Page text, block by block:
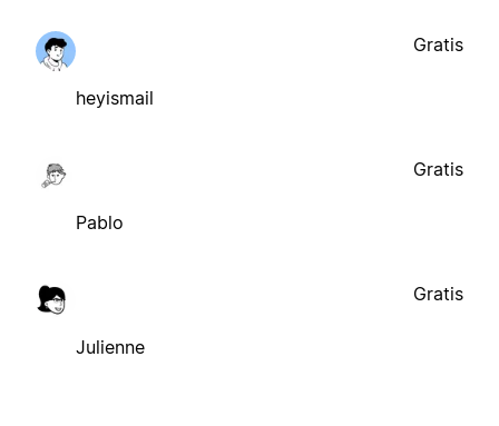
heyismail
Gratis
Pablo
Gratis
Julienne
Gratis